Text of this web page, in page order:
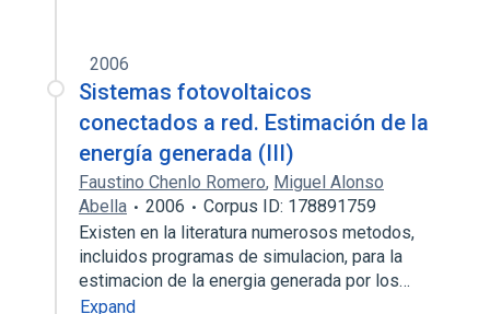
2006
Sistemas fotovoltaicos
conectados a red. Estimación de la
energía generada (III)
Faustino Chenlo Romero, Miguel Alonso
Abella
2006
Corpus ID: 178891759
Existen en la literatura numerosos metodos,
incluidos programas de simulacion, para la
estimacion de la energia generada por los…
Expand